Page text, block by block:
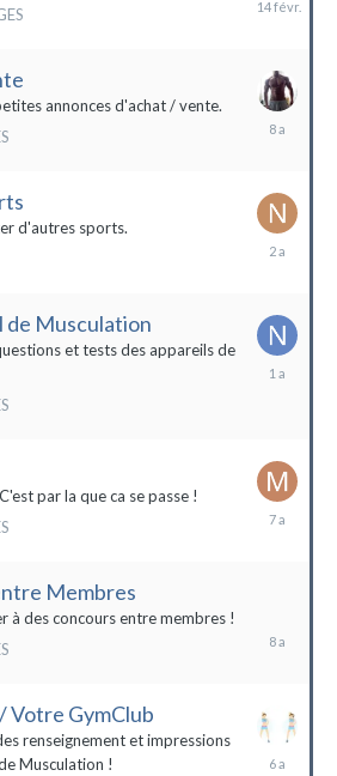
annonces d'achat / vente.
d'autres sports.
18
de Musculation
et tests des appareils de
par la que ca se passe !
19
Membres
à des concours entre membres !
2016
Votre GymClub
renseignement et impressions
Musculation !
26